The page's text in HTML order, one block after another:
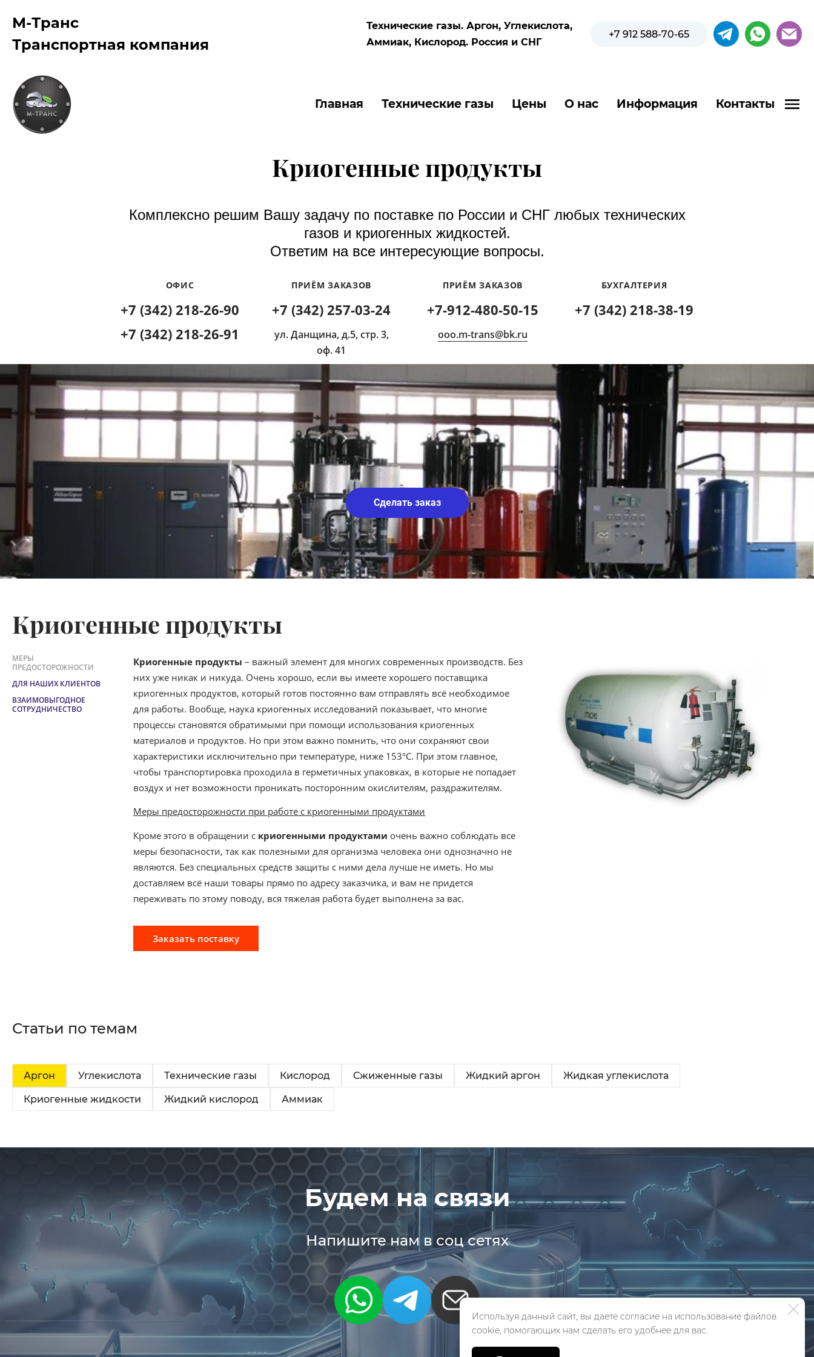
М-Транс
Транспортная компания
+7 912 588-70-65
Технические газы. Аргон, Углекислота,
Аммиак, Кислород. Россия и СНГ​
Главная Технические газы Цены О нас Информация Контакты
Криогенные продукты
Комплексно решим Вашу задачу по поставке по России и СНГ любых технических
газов и криогенных жидкостей.
Ответим на все интересующие вопросы.
ОФИС
+7 (342) 218-26-90
+7 (342) 218-26-91
ПРИЁМ ЗАКАЗОВ
+7 (342) 257-03-24
ул. Данщина, д.5, стр. 3,
оф. 41
ПРИЁМ ЗАКАЗОВ
+7-912-480-50-15​
ooo.m-trans@bk.ru
БУХГАЛТЕРИЯ
+7 (342) 218-38-19
Сделать заказ
Криогенные продукты
МЕРЫ
ПРЕДОСТОРОЖНОСТИ
ДЛЯ НАШИХ КЛИЕНТОВ
ВЗАИМОВЫГОДНОЕ
СОТРУДНИЧЕСТВО
Криогенные продукты – важный элемент для многих современных производств. Без
них уже никак и никуда. Очень хорошо, если вы имеете хорошего поставщика
криогенных продуктов, который готов постоянно вам отправлять всё необходимое
для работы. Вообще, наука криогенных исследований показывает, что многие
процессы становятся обратимыми при помощи использования криогенных
материалов и продуктов. Но при этом важно помнить, что они сохраняют свои
характеристики исключительно при температуре, ниже 153°С. При этом главное,
чтобы транспортировка проходила в герметичных упаковках, в которые не попадает
воздух и нет возможности проникать посторонним окислителям, раздражителям.
Меры предосторожности при работе с криогенными продуктами
Кроме этого в обращении с криогенными продуктами очень важно соблюдать все
меры безопасности, так как полезными для организма человека они однозначно не
являются. Без специальных средств защиты с ними дела лучше не иметь. Но мы
доставляем всё наши товары прямо по адресу заказчика, и вам не придется
переживать по этому поводу, вся тяжелая работа будет выполнена за вас.
Заказать поставку
Используя данный сайт, вы даете согласие на использование файлов
cookie, помогающих нам сделать его удобнее для вас.
Статьи по темам
Аргон Углекислота Технические газы Кислород Сжиженные газы Жидкий аргон Жидкая углекислота
Криогенные жидкости Жидкий кислород Аммиак
Будем на связи
Напишите нам в соц сетях